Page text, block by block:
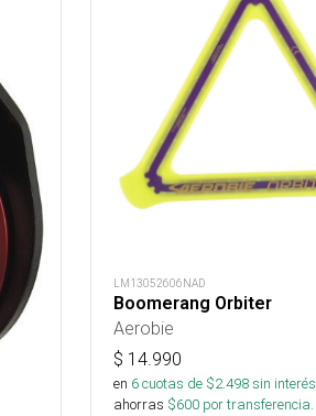
LM13052606NAD
Boomerang Orbiter
Aerobie
$ 14.990
en 6cuotas de $2.498sin interés
ahorras $600 por transferencia.